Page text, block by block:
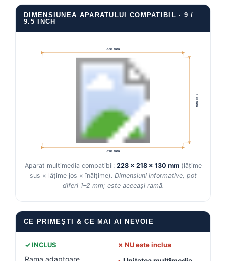
Conectică Suzuki
Conectică Renault
Conectică Kia
DIMENSIUNEA APARATULUI COMPATIBIL · 9 /
9.5 INCH
228 mm
218 mm
130 mm
Aparat multimedia compatibil: 228 × 218 × 130 mm(lățime
sus × lățime jos × înălțime). Dimensiuni informative, pot
diferi 1–2 mm; este aceeași ramă.
CE PRIMEȘTI & CE MAI AI NEVOIE
✓ INCLUS
Rama adaptoare
✗ NU este inclus